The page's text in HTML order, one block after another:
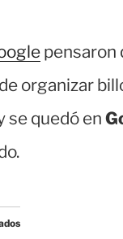
pensaron
organizar
se quedó en